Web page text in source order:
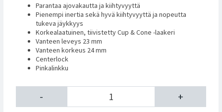
Parantaa ajovakautta ja kiihtyvyyttä
Pienempi inertia sekä hyvä kiihtyvyyttä ja nopeutta
tukeva jäykkyys
Korkealaatuinen, tiivistetty Cup & Cone -laakeri
Vanteen leveys 23 mm
Vanteen korkeus 24 mm
Centerlock
Pinkalinkku
- +